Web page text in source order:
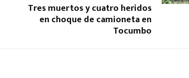
Tres muertos y cuatro heridos
en choque de camioneta en
Tocumbo